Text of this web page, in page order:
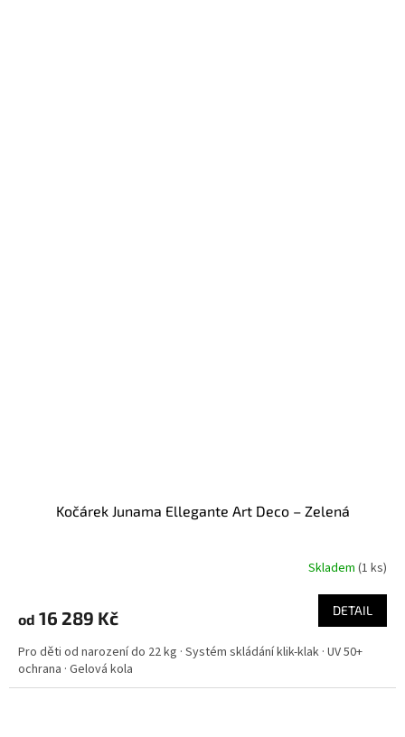
Kočárek Junama Ellegante Art Deco – Zelená
Skladem (1 ks)
od 16 289 Kč DETAIL
Pro děti od narození do 22 kg · Systém skládání klik-klak · UV 50+
ochrana · Gelová kola